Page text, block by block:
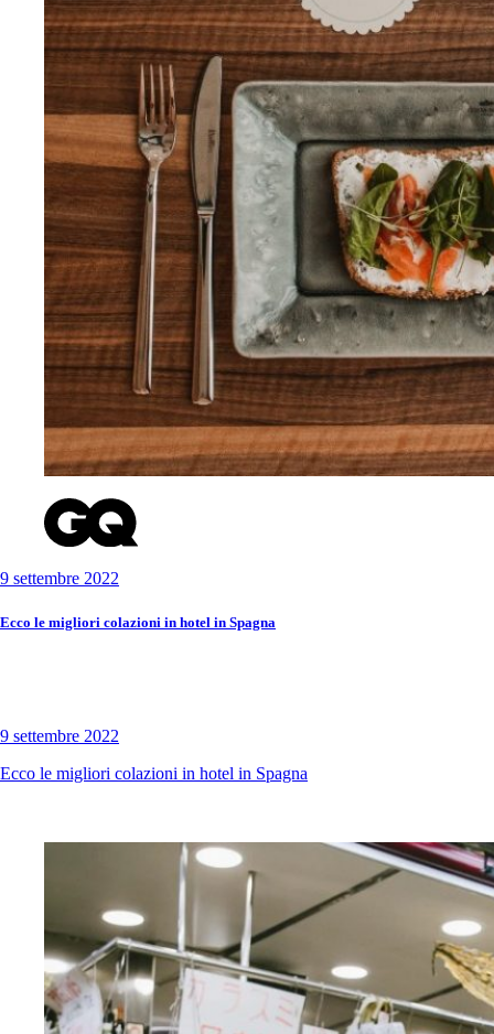
9 settembre 2022
Ecco le migliori colazioni in hotel in Spagna
9 settembre 2022
Ecco le migliori colazioni in hotel in Spagna